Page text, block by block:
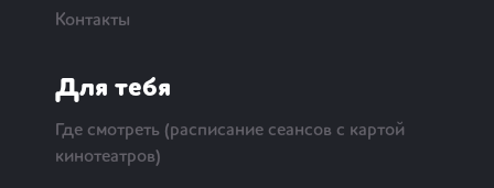
Контакты
Для тебя
Где смотреть (расписание сеансов с картой
кинотеатров)